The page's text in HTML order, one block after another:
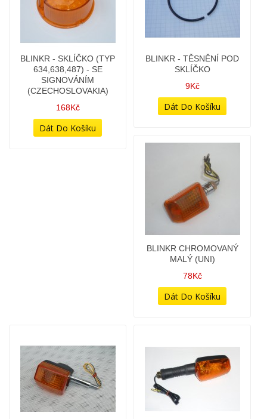
BLINKR - SKLÍČKO (TYP
634,638,487) - SE
SIGNOVÁNÍM
(CZECHOSLOVAKIA)
168Kč
BLINKR - TĚSNĚNÍ POD
SKLÍČKO
9Kč
BLINKR CHROMOVANÝ
MALÝ (UNI)
78Kč